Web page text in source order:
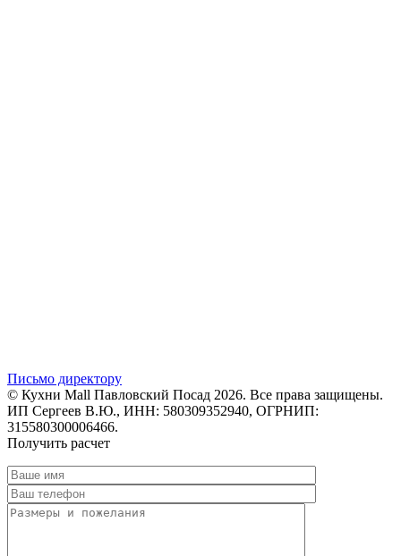
Письмо директору
© Кухни Mall Павловский Посад 2026. Все права защищены.
ИП Сергеев В.Ю., ИНН: 580309352940, ОГРНИП:
315580300006466.
Получить расчет